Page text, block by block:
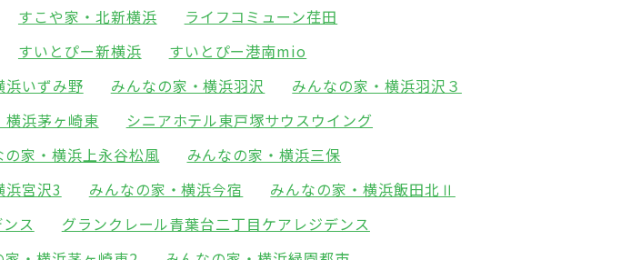
すこや家・北新横浜
ライフコミューン荏田
すいとぴー新横浜
すいとぴー港南mio
浜いずみ野 みんなの家・横浜羽沢
みんなの家・横浜羽沢３
横浜茅ヶ崎東
シニアホテル東戸塚サウスウイング
の家・横浜上永谷松風
みんなの家・横浜三保
浜宮沢3 みんなの家・横浜今宿
みんなの家・横浜飯田北Ⅱ
ス
グランクレール青葉台二丁目ケアレジデンス